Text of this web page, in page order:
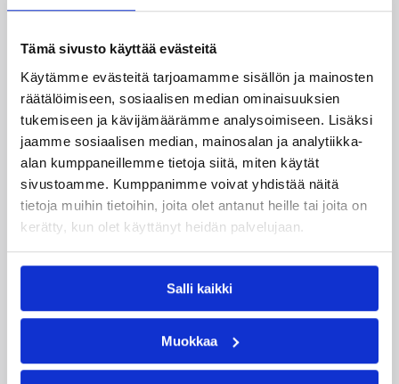
Tämä sivusto käyttää evästeitä
Käytämme evästeitä tarjoamamme sisällön ja mainosten
räätälöimiseen, sosiaalisen median ominaisuuksien
tukemiseen ja kävijämäärämme analysoimiseen. Lisäksi
jaamme sosiaalisen median, mainosalan ja analytiikka-
alan kumppaneillemme tietoja siitä, miten käytät
sivustoamme. Kumppanimme voivat yhdistää näitä
tietoja muihin tietoihin, joita olet antanut heille tai joita on
kerätty, kun olet käyttänyt heidän palvelujaan.
Salli kaikki
Muokkaa
Gerald Lee Jr.
Sasu Salin
Kategoriat
Pääjuttu Suomalaiset ulkomailla
Katso myös